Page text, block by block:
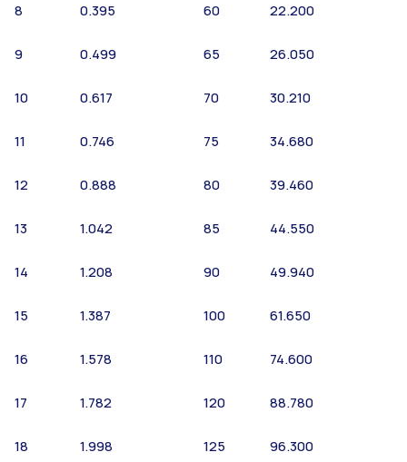
8 0.395 60 22.200
9 0.499 65 26.050
10 0.617 70 30.210
11 0.746 75 34.680
12 0.888 80 39.460
13 1.042 85 44.550
14 1.208 90 49.940
15 1.387 100 61.650
16 1.578 110 74.600
17 1.782 120 88.780
18 1.998 125 96.300